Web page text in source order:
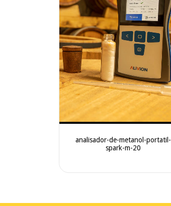
analisador-de-metanol-portatil-
spark-m-20